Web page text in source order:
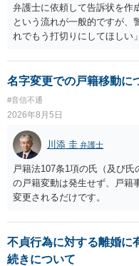
弁護士に依頼して告訴状を作
という流れが一般的ですが、
れでもう打切りにしてほしい
検察庁に訴えるのもありかも
は、結局所轄だと思われます
ないです。 一度、最寄りの
談してみてはいかがでしょう
名字変更での戸籍移動に
#音信不通
2026年8月5日
川添 圭 弁護士
戸籍法107条1項の氏（及び
の戸籍変動は発生せず、戸籍
変更されるだけです。
不貞行為に対する離婚に
続きについて